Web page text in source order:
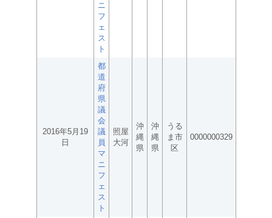
ニ
フ
ェ
ス
ト
2016年5月19
日
都
道
府
県
議
会
議
員
マ
ニ
フ
ェ
ス
ト
照屋
大河
沖
縄
県
沖
縄
県
うる
ま市
区
0000000329